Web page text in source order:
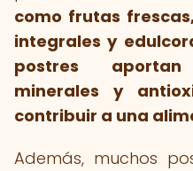
como frutas
integrales y
postres
minerales y
contribuir a una
Además, muchos